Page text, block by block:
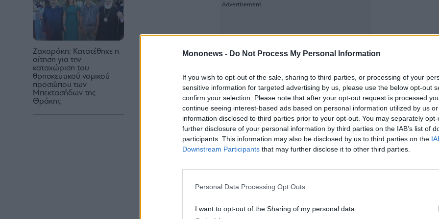
Mononews - Do Not Process My Personal Information
If you wish to opt-out of the sale, sharing to third parties, or processing of your
sensitive information for targeted advertising by us, please use the below opt-out
confirm your selection. Please note that after your opt-out request is processed
continue seeing interest-based ads based on personal information utilized by us
information disclosed to third parties prior to your opt-out. You may separately
further disclosure of your personal information by third parties on the IAB’s list of
participants. This information may also be disclosed by us to third parties on the
Downstream Participants that may further disclose it to other third parties.
Personal Data Processing Opt Outs
I want to opt-out of the Sharing of my personal data.
Ζαχαράκη: Κατατέθηκε η
αίτηση για την
καταχώριση του
θρησκευτικού νομικού
προσώπου των
Μπεκτασήδων της
Θράκης